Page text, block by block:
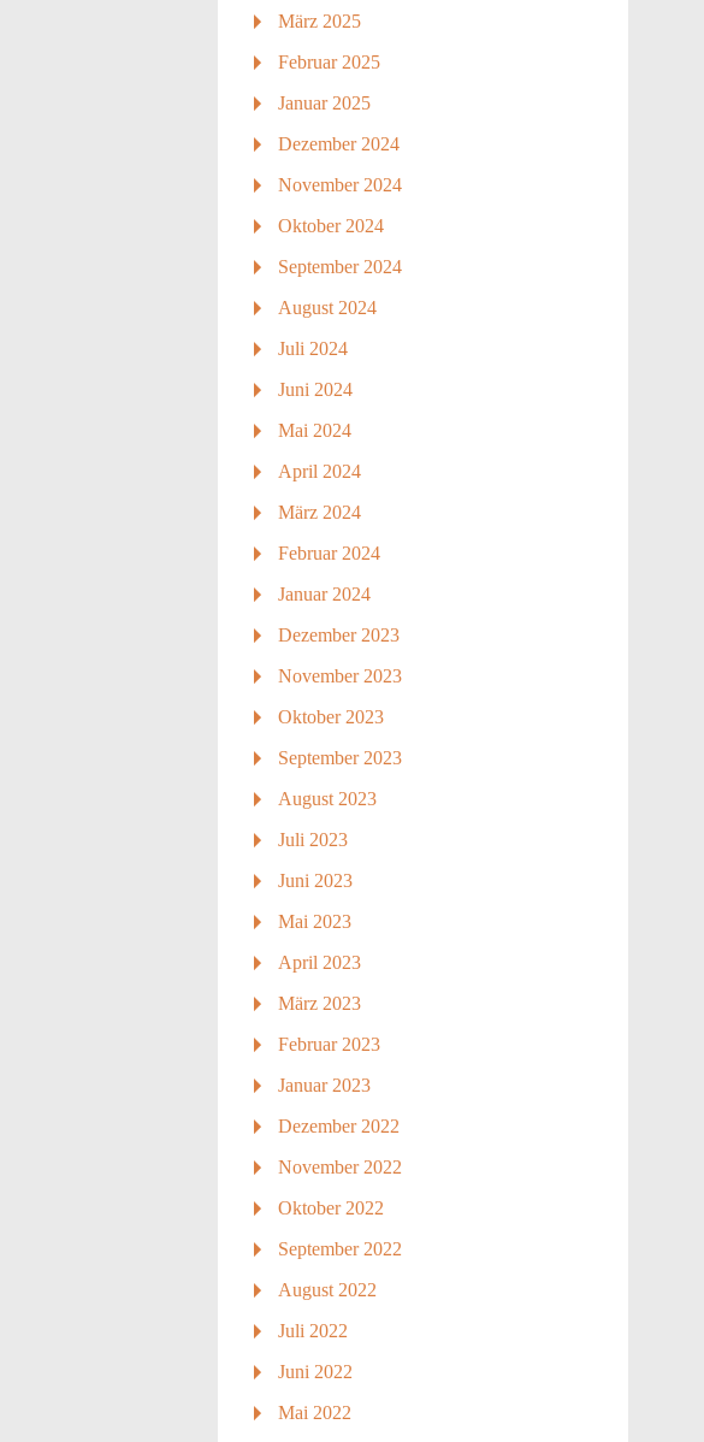
März 2025
Februar 2025
Januar 2025
Dezember 2024
November 2024
Oktober 2024
September 2024
August 2024
Juli 2024
Juni 2024
Mai 2024
April 2024
März 2024
Februar 2024
Januar 2024
Dezember 2023
November 2023
Oktober 2023
September 2023
August 2023
Juli 2023
Juni 2023
Mai 2023
April 2023
März 2023
Februar 2023
Januar 2023
Dezember 2022
November 2022
Oktober 2022
September 2022
August 2022
Juli 2022
Juni 2022
Mai 2022